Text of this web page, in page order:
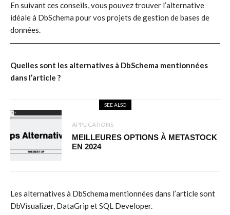
En suivant ces conseils, vous pouvez trouver l’alternative
idéale à DbSchema pour vos projets de gestion de bases de
données.
Quelles sont les alternatives à DbSchema mentionnées
dans l’article ?
SEE ALSO
APPLICATIONS
MEILLEURES OPTIONS À METASTOCK
EN 2024
Les alternatives à DbSchema mentionnées dans l’article sont
DbVisualizer, DataGrip et SQL Developer.